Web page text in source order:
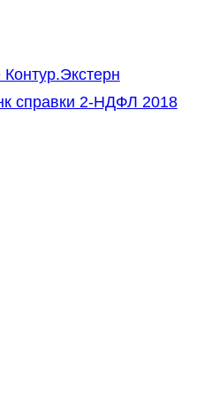
справки 2-НДФЛ 2018